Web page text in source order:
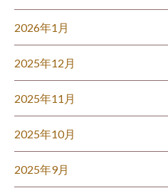
2026年1月
2025年12月
2025年11月
2025年10月
2025年9月